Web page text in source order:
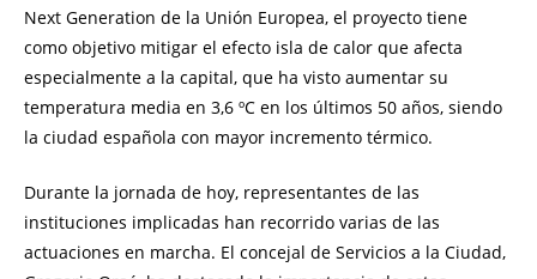
Next Generation de la Unión Europea, el proyecto tiene
como objetivo mitigar el efecto isla de calor que afecta
especialmente a la capital, que ha visto aumentar su
temperatura media en 3,6 ºC en los últimos 50 años, siendo
la ciudad española con mayor incremento térmico.
Durante la jornada de hoy, representantes de las
instituciones implicadas han recorrido varias de las
actuaciones en marcha. El concejal de Servicios a la Ciudad,